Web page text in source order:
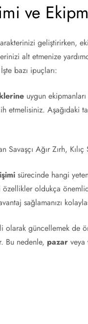
ve
geliştirirken,
alt etmenize
bazı ipuçları:
uygun
etmelisiniz. Aşağıdaki
Savaşçı Ağır Zırh,
sürecinde hangi
oldukça
sağlamanızı
olarak güncellemek de
Bu nedenle, pazar veya